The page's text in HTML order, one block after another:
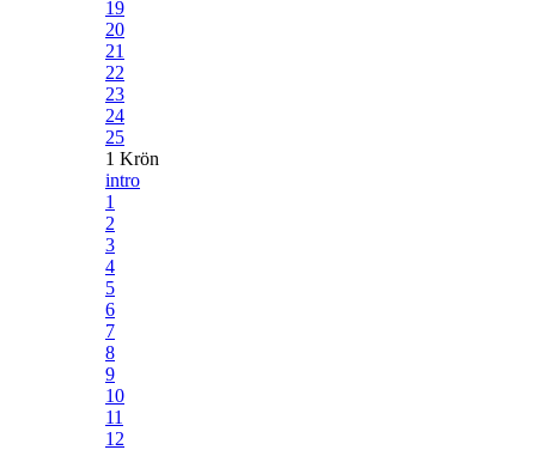
19
20
21
22
23
24
25
1 Krön
intro
1
2
3
4
5
6
7
8
9
10
11
12